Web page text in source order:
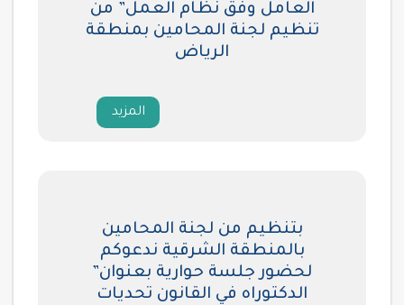
العامل وفق نظام العمل” من
تنظيم لجنة المحامين بمنطقة
الرياض
المزيد
بتنظيم من لجنة المحامين
بالمنطقة الشرقية ندعوكم
لحضور جلسة حوارية بعنوان”
الدكتوراه في القانون تحديات